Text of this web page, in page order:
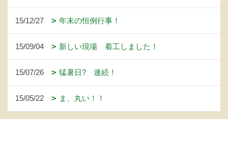
15/12/27 年末の恒例行事！
15/09/04 新しい現場 着工しました！
15/07/26 猛暑日? 連続！
15/05/22 ま、丸い！！